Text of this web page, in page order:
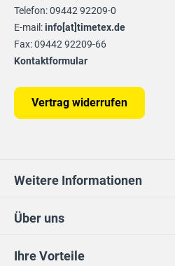
Ihre Vorteile
Über uns
Telefon: 09442 92209-0
E-mail:info[at]timetex.de
Fax: 09442 92209-66
Kontaktformular
Vertrag widerrufen
Weitere Informationen